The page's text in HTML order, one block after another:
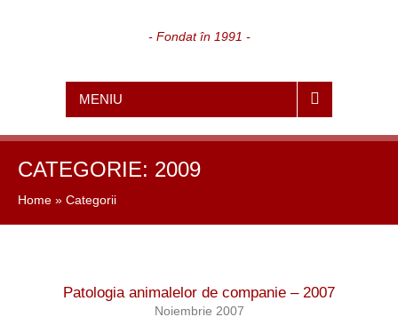
- Fondat în 1991 -
MENIU
CATEGORIE: 2009
Home » Categorii
Patologia animalelor de companie – 2007
Noiembrie 2007